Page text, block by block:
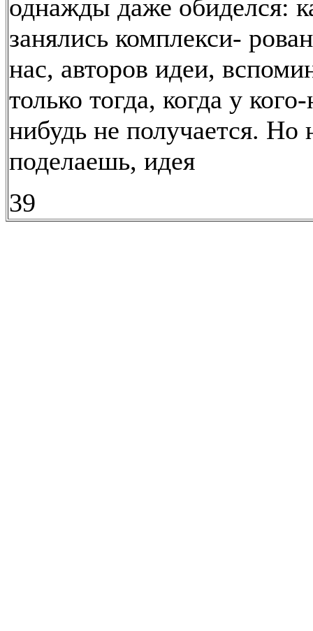
однажды даже обиделся:
занялись комплекси-
нас, авторов идеи,
только тогда, когда у
нибудь не получается. Но
поделаешь, идея
39